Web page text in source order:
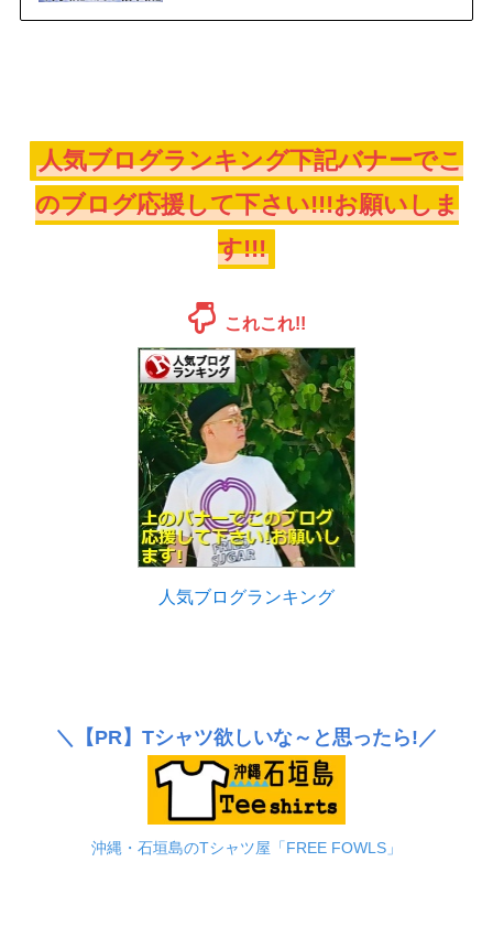
人気ブログランキング下記バナーでこ
のブログ応援して下さい!!!お願いしま
す!!!
これこれ!!
人気ブログランキング
＼ 【PR】 Tシャツ欲しいな～と思ったら!／
沖縄・石垣島のTシャツ屋「FREE FOWLS」